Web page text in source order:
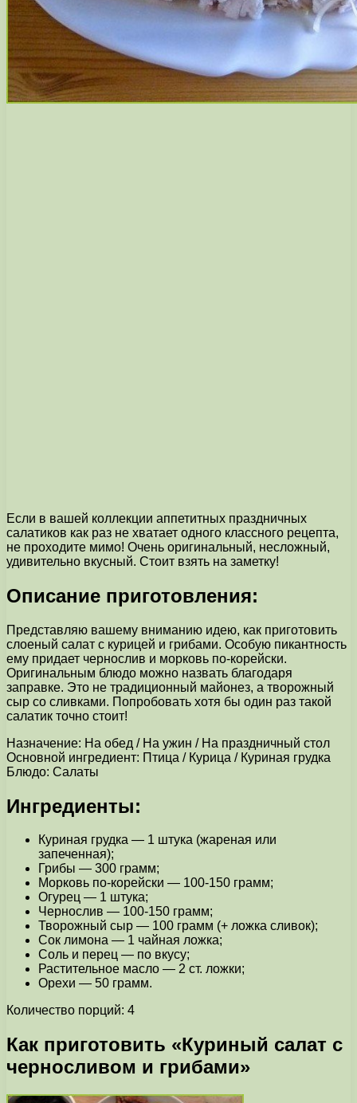
Если в вашей коллекции аппетитных праздничных
салатиков как раз не хватает одного классного рецепта,
не проходите мимо! Очень оригинальный, несложный,
удивительно вкусный. Стоит взять на заметку!
Описание приготовления:
Представляю вашему вниманию идею, как приготовить
слоеный салат с курицей и грибами. Особую пикантность
ему придает чернослив и морковь по-корейски.
Оригинальным блюдо можно назвать благодаря
заправке. Это не традиционный майонез, а творожный
сыр со сливками. Попробовать хотя бы один раз такой
салатик точно стоит!
Назначение: На обед / На ужин / На праздничный стол
Основной ингредиент: Птица / Курица / Куриная грудка
Блюдо: Салаты
Ингредиенты:
Куриная грудка — 1 штука (жареная или
запеченная);
Грибы — 300 грамм;
Морковь по-корейски — 100-150 грамм;
Огурец — 1 штука;
Чернослив — 100-150 грамм;
Творожный сыр — 100 грамм (+ ложка сливок);
Сок лимона — 1 чайная ложка;
Соль и перец — по вкусу;
Растительное масло — 2 ст. ложки;
Орехи — 50 грамм.
Количество порций: 4
Как приготовить «Куриный салат с
черносливом и грибами»